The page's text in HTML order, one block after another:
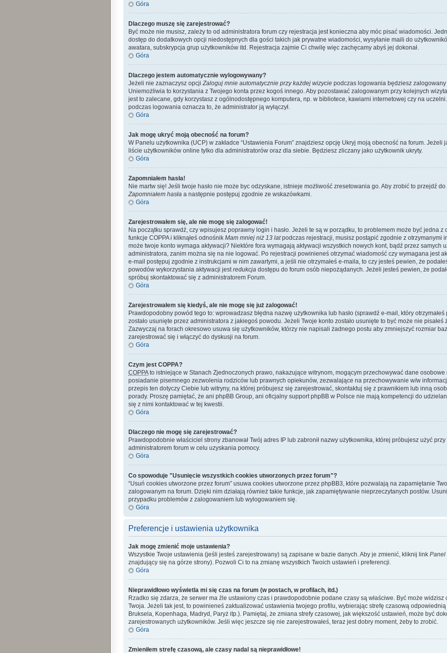
Góra
Dlaczego muszę się zarejestrować?
Być może nie musisz, zależy to od administratora forum czy rejestracja jest konieczna aby móc pisać wiadomości.
dostęp do dodatkowych opcji niedostępnych dla gości takich jak prywatne wiadomości, wysyłanie maili do
awatara, subskrypcja grup użytkowników itd. Rejestracja zajmie Ci chwilę więc zachęcamy abyś jej dokonał.
Góra
Dlaczego jestem automatycznie wylogowywany?
Jeżeli nie zaznaczysz opcjiZaloguj mnie automatycznie przy każdej wizycie podczas logowania będziesz
Uniemożliwia to korzystania z Twojego konta przez kogoś innego. Aby pozostawać zalogowanym przy kolejnych
jest to zalecane, gdy korzystasz z ogólnodostępnego komputera, np. w bibliotece, kawiarni internetowej czy na
podczas logowania oznacza to, że administrator ją wyłączył.
Góra
Jak mogę ukryć moją obecność na forum?
W Panelu użytkownika (UCP) w zakładce “Ustawienia Forum” znajdziesz opcję Ukryj moją obecność na forum. Jeżeli
liście użytkowników online tylko dla administratorów oraz dla siebie. Będziesz zliczany jako użytkownik ukryty.
Góra
Zapomniałem hasła!
Nie martw się! Jeśli twoje hasło nie może byc odzyskane, istnieje możliwość zresetowania go. Aby zrobić to przejdź
Zapomniałem hasła a następnie postępuj zgodnie ze wskazówkami.
Góra
Zarejestrowałem się, ale nie mogę się zalogować!
Na początku sprawdź, czy wpisujesz poprawny login i hasło. Jeżeli te są w porządku, to problemem może być jedna z
funkcje COPPA i kliknąłeś odnośnik Mam mniej niż 13 latpodczas rejestracji, musisz postąpić zgodnie z otrzymanymi
może twoje konto wymaga aktywacji? Niektóre fora wymagają aktywacji wszystkich nowych kont, bądź przez samych
administratora, zanim można się na nie logować. Po rejestracji powinieneś otrzymać wiadomość czy wymagana jest
e-mail postępuj zgodnie z instrukcjami w nim zawartymi, a jeśli nie otrzymałeś e-maila, to czy jesteś pewien, że
powodów wykorzystania aktywacji jestredukcja dostępu do forum osób niepożądanych. Jeżeli jesteś pewien, że
spróbuj skontaktować się z administratorem Forum.
Góra
Zarejestrowałem się kiedyś, ale nie mogę się już zalogować!
Prawdopodobny powód tego to: wprowadzasz błędna nazwę użytkownika lub hasło (sprawdź e-mail, który
zostało usunięte przez administratora z jakiegoś powodu. Jeżeli Twoje konto zostało usunięte to być może nie
Zazwyczaj na forach okresowo usuwa się użytkowników, którzy nie napisali żadnego postu aby zmniejszyć rozmiar
zarejestrować się i włączyć do dyskusji na forum.
Góra
Czym jest COPPA?
COPPAto istniejące w Stanach Zjednoczonych prawo, nakazujące witrynom, mogącym przechowywać dane osobowe
posiadanie pisemnego zezwolenia rodziców lub prawnych opiekunów, zezwalające na przechowywanie w/w
przepis ten dotyczy Ciebie lub witryny, na której próbujesz się zarejestrować, skontaktuj się z prawnikiem lub inną
porady. Proszę pamiętać, że ani phpBB Group, ani oficjalny support phpBB w Polsce nie mają kompetencji do
się z nimi kontaktować w tej kwestii.
Góra
Dlaczego nie mogę się zarejestrować?
Prawdopodobnie właściciel strony zbanował Twój adres IP lub zabronił nazwy użytkownika, której próbujesz użyć
administratorem forum w celu uzyskania pomocy.
Góra
Co spowoduje "Usunięcie wszystkich cookies utworzonych przez forum"?
“Usuń cookies utworzone przez forum” usuwa cookies utworzone przez phpBB3, które pozwalają na zapamiętanie
zalogowanym na forum. Dzięki nim działają również takie funkcje, jak zapamiętywanie nieprzeczytanych postów.
przypadku problemów z zalogowaniem lub wylogowaniem się.
Góra
Preferencje i ustawienia użytkownika
Jak mogę zmienić moje ustawienia?
Wszystkie Twoje ustawienia (jeśli jesteś zarejestrowany) są zapisane w bazie danych. Aby je zmienić, kliknij link Panel
znajdujący się na górze strony). Pozwoli Ci to na zmianę wszystkich Twoich ustawień i preferencji.
Góra
Nieprawidłowo wyświetla mi się czas na forum (w postach, w profilach, itd.)
Rzadko się zdarza, że serwer ma źle ustawiony czas i prawdopodobnie podane czasy są właściwe. Być może
Twoja. Jeżeli tak jest, to powinieneś zaktualizować ustawienia twojego profilu, wybierając strefę czasową
Bruksela, Kopenhaga, Madryd, Paryż itp.). Pamiętaj, że zmiana strefy czasowej, jak większość ustawień, może być
zarejestrowanych użytkowników. Jeśli więc jeszcze się nie zarejestrowałeś, teraz jest dobry moment, żeby to zrobić.
Góra
Zmieniłem strefę czasową, ale czasy nadal są nieprawidłowe!